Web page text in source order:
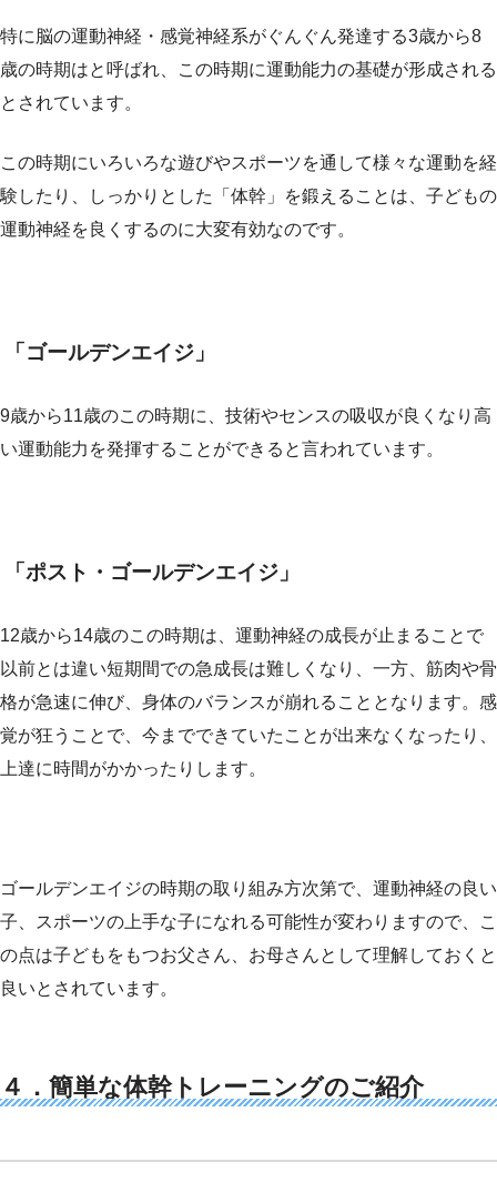
特に脳の運動神経・感覚神経系がぐんぐん発達する3歳から8
歳の時期はと呼ばれ、この時期に運動能力の基礎が形成される
とされています。
この時期にいろいろな遊びやスポーツを通して様々な運動を経
験したり、しっかりとした「体幹」を鍛えることは、子どもの
運動神経を良くするのに大変有効なのです。
「ゴールデンエイジ」
9歳から11歳のこの時期に、技術やセンスの吸収が良くなり高
い運動能力を発揮することができると言われています。
「ポスト・ゴールデンエイジ」
12歳から14歳のこの時期は、運動神経の成長が止まることで
以前とは違い短期間での急成長は難しくなり、一方、筋肉や骨
格が急速に伸び、身体のバランスが崩れることとなります。感
覚が狂うことで、今までできていたことが出来なくなったり、
上達に時間がかかったりします。
ゴールデンエイジの時期の取り組み方次第で、運動神経の良い
子、スポーツの上手な子になれる可能性が変わりますので、こ
の点は子どもをもつお父さん、お母さんとして理解しておくと
良いとされています。
４ ． 簡単な体幹トレーニングのご紹介